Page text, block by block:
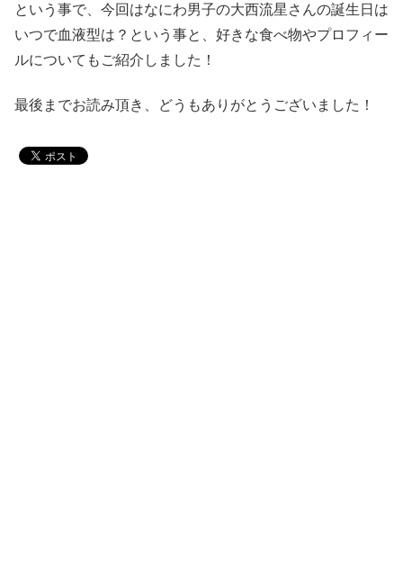
という事で、今回はなにわ男子の大西流星さんの誕生日は
いつで血液型は？という事と、好きな食べ物やプロフィー
ルについてもご紹介しました！
最後までお読み頂き、どうもありがとうございました！